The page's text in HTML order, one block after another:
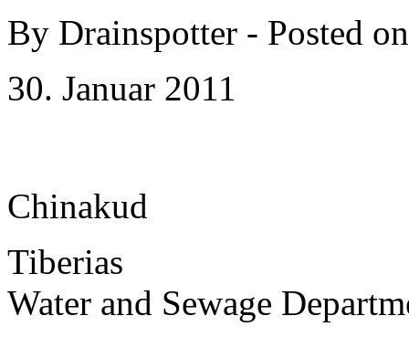
By Drainspotter - Posted
30. Januar 2011
Chinakud
Tiberias
Water and Sewage